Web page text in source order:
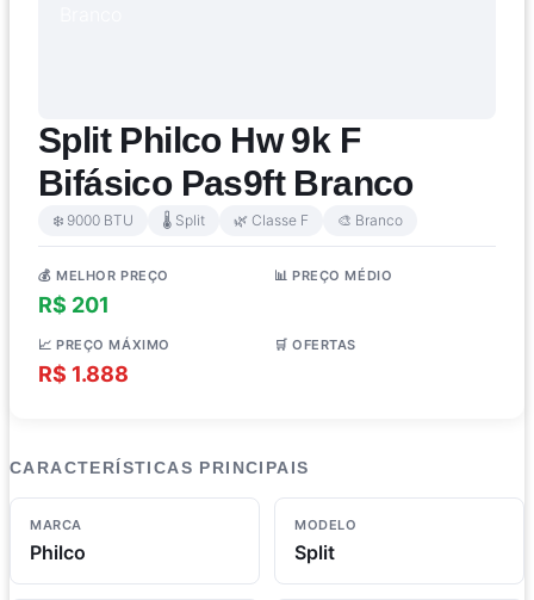
Split Philco Hw 9k F
Bifásico Pas9ft Branco
❄️ 9000 BTU 🌡️ Split 🌿 Classe F 🎨 Branco
💰 MELHOR PREÇO
R$ 201
📊 PREÇO MÉDIO
📈 PREÇO MÁXIMO
R$ 1.888
🛒 OFERTAS
CARACTERÍSTICAS PRINCIPAIS
MARCA
Philco
MODELO
Split